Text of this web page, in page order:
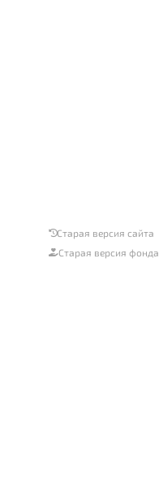
Старая версия сайта
Старая версия фонда